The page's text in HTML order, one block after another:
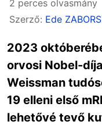
2 perces olvasmány
Szerző: Ede
2023
orvosi Nobel-
Weissman
19 elleni első
lehetővé tevő